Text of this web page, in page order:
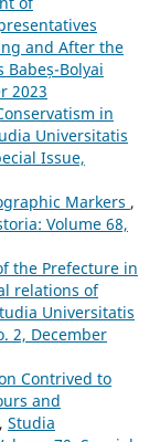
and After the
Bolyai
2023
in
Universitatis
Issue,
Markers ,
Volume 68,
the Prefecture in
relations of
Universitatis
2, December
Contrived to
and
, Studia